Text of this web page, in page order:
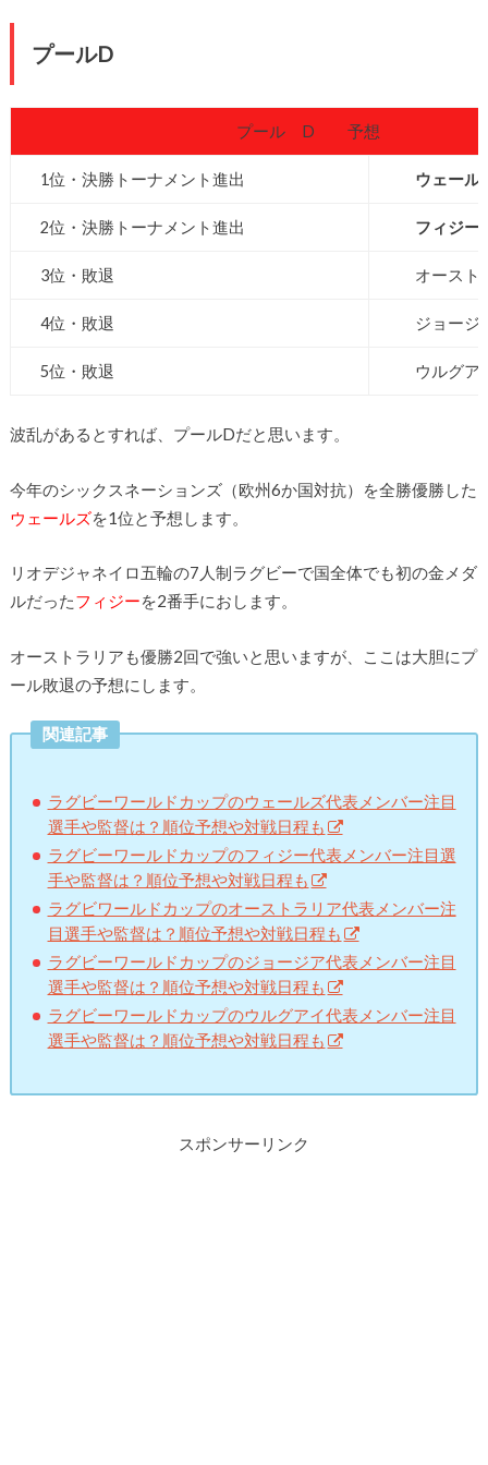
プールD
プール D 予想
1位・決勝トーナメント進出 ウェール
2位・決勝トーナメント進出 フィジー
3位・敗退 オースト
4位・敗退 ジョージ
5位・敗退 ウルグア
波乱があるとすれば、プールDだと思います。
今年のシックスネーションズ（欧州6か国対抗）を全勝優勝した
ウェールズを1位と予想します。
リオデジャネイロ五輪の7人制ラグビーで国全体でも初の金メダ
ルだったフィジーを2番手におします。
オーストラリアも優勝2回で強いと思いますが、ここは大胆にプ
ール敗退の予想にします。
関連記事
ラグビーワールドカップのウェールズ代表メンバー注目
選手や監督は？順位予想や対戦日程も
ラグビーワールドカップのフィジー代表メンバー注目選
手や監督は？順位予想や対戦日程も
ラグビワールドカップのオーストラリア代表メンバー注
目選手や監督は？順位予想や対戦日程も
ラグビーワールドカップのジョージア代表メンバー注目
選手や監督は？順位予想や対戦日程も
ラグビーワールドカップのウルグアイ代表メンバー注目
選手や監督は？順位予想や対戦日程も
スポンサーリンク